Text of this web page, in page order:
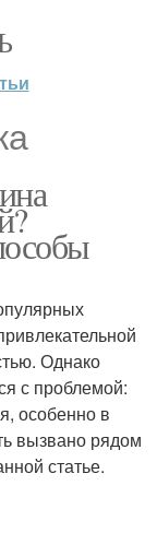
Однако
с проблемой:
особенно в
вызвано рядом
статье.